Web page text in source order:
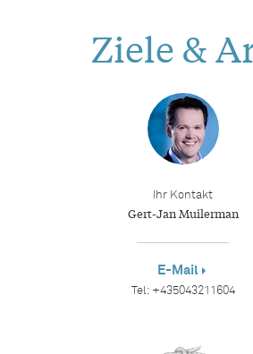
Ziele &
Ihr Kontakt
Gert-Jan Muilerman
E-Mail
Tel: +435043211604